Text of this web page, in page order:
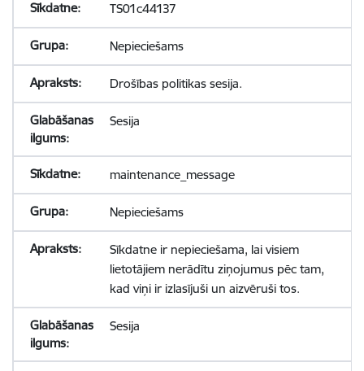
TS01c44137
Nepieciešams
Drošības politikas sesija.
Sesija
maintenance_message
Nepieciešams
Sīkdatne ir nepieciešama, lai visiem
lietotājiem nerādītu ziņojumus pēc tam,
kad viņi ir izlasījuši un aizvēruši tos.
Sesija